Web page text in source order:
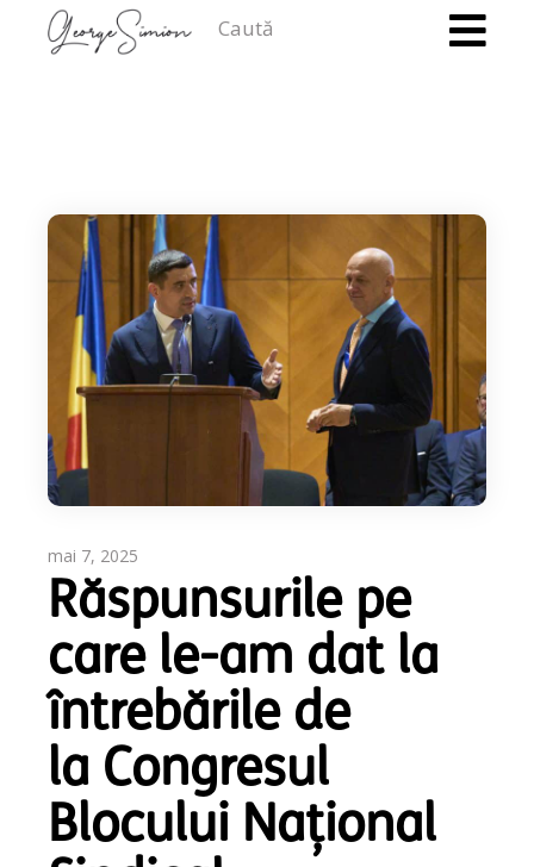
mai 7, 2025
Răspunsurile pe
care le-am dat la
întrebările de
la Congresul
Blocului Național